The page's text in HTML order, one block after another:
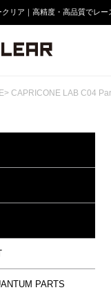
リア｜高精度・高品質でレー
> CAPRICONE LAB C04
PARTS